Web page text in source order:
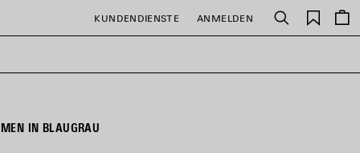
KUNDENDIENSTE ANMELDEN Suchen
Artikel
IN BLAUGRAU